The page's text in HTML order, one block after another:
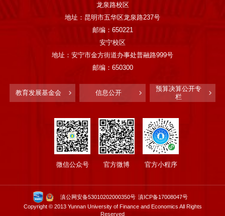
龙泉路校区
地址：昆明市五华区龙泉路237号
邮编：650221
安宁校区
地址：安宁市金方街道办事处普融路999号
邮编：650300
教育发展基金会 信息公开
预算决算公开专
栏
微信公众号 官方微博 官方小程序
滇公网安备53010202000350号 滇ICP备17008047号
Copyright © 2013 Yunnan University of Finance and Economics All Rights
Reserved